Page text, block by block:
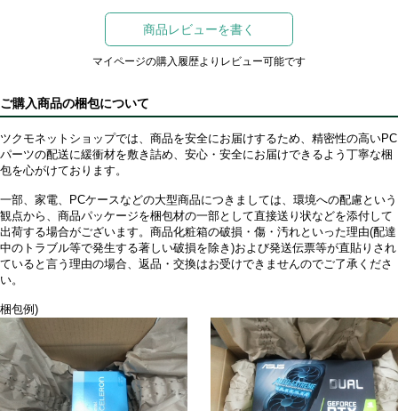
商品レビューを書く
マイページの購入履歴よりレビュー可能です
ご購入商品の梱包について
ツクモネットショップでは、商品を安全にお届けするため、精密性の高いPC
パーツの配送に緩衝材を敷き詰め、安心・安全にお届けできるよう丁寧な梱
包を心がけております。
一部、家電、PCケースなどの大型商品につきましては、環境への配慮という
観点から、商品パッケージを梱包材の一部として直接送り状などを添付して
出荷する場合がございます。商品化粧箱の破損・傷・汚れといった理由(配達
中のトラブル等で発生する著しい破損を除き)および発送伝票等が直貼りされ
ていると言う理由の場合、返品・交換はお受けできませんのでご了承くださ
い。
梱包例)